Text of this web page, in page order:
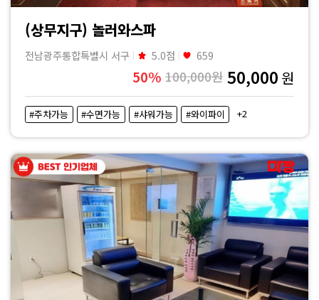
(상무지구) 놀러와스파
전남광주통합특별시 서구 5.0점 659
50% 100,000원 50,000 원
#주차가능 #수면가능 #샤워가능 #와이파이 +2